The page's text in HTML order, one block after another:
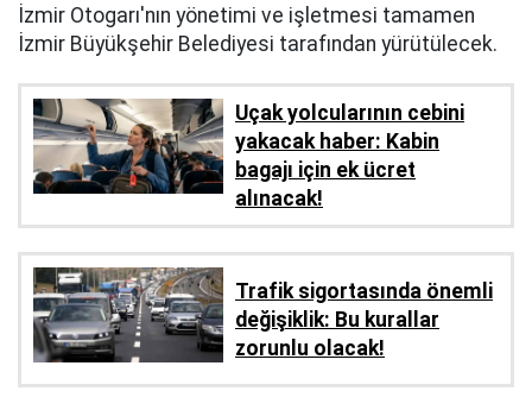
İzmir Otogarı'nın yönetimi ve işletmesi tamamen
İzmir Büyükşehir Belediyesi tarafından yürütülecek.
Uçak yolcularının cebini
yakacak haber: Kabin
bagajı için ek ücret
alınacak!
Trafik sigortasında önemli
değişiklik: Bu kurallar
zorunlu olacak!